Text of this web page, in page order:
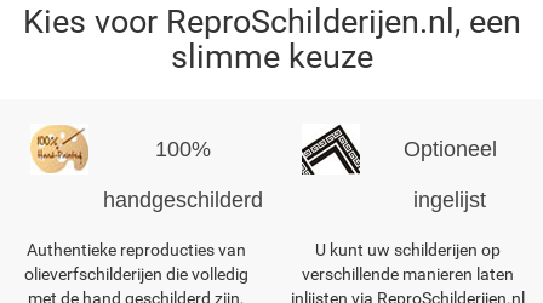
Kies voor ReproSchilderijen.nl, een
slimme keuze
100%
handgeschilderd
Authentieke reproducties van
olieverfschilderijen die volledig
met de hand geschilderd zijn,
Optioneel
ingelijst
U kunt uw schilderijen op
verschillende manieren laten
inlijsten via ReproSchilderijen.nl